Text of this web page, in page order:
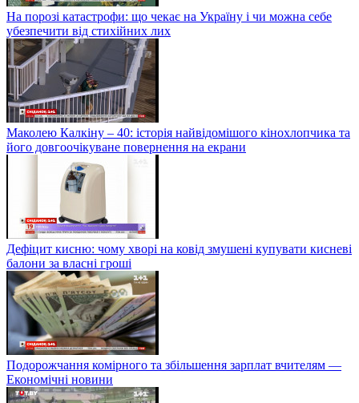
На порозі катастрофи: що чекає на Україну і чи можна себе
убезпечити від стихійних лих
Маколею Калкіну – 40: історія найвідомішого кінохлопчика та
його довгоочікуване повернення на екрани
Дефіцит кисню: чому хворі на ковід змушені купувати кисневі
балони за власні гроші
Подорожчання комірного та збільшення зарплат вчителям —
Економічні новини